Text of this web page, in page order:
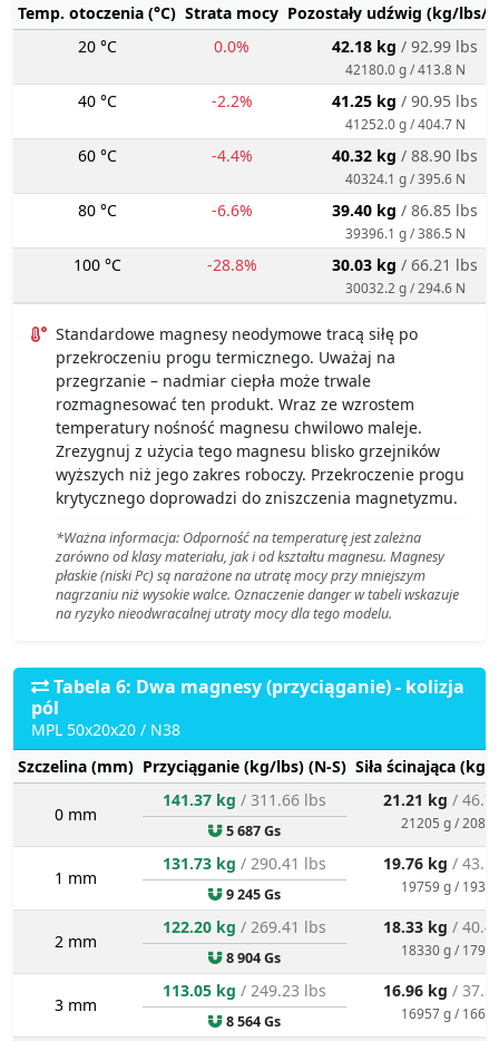
Temp. otoczenia (°C) Strata mocy Pozostały udźwig (kg/lbs/
20 °C
0.0% 42.18 kg / 92.99 lbs
42180.0 g / 413.8 N
40 °C -2.2% 41.25 kg / 90.95 lbs
41252.0 g / 404.7 N
60 °C -4.4% 40.32 kg / 88.90 lbs
40324.1 g / 395.6 N
80 °C -6.6% 39.40 kg / 86.85 lbs
39396.1 g / 386.5 N
100 °C -28.8% 30.03 kg / 66.21 lbs
30032.2 g / 294.6 N
Standardowe magnesy neodymowe tracą siłę po
przekroczeniu progu termicznego. Uważaj na
przegrzanie – nadmiar ciepła może trwale
rozmagnesować ten produkt. Wraz ze wzrostem
temperatury nośność magnesu chwilowo maleje.
Zrezygnuj z użycia tego magnesu blisko grzejników
wyższych niż jego zakres roboczy. Przekroczenie progu
krytycznego doprowadzi do zniszczenia magnetyzmu.
*Ważna informacja: Odporność na temperaturę jest zależna
zarówno od klasy materiału, jak i od kształtu magnesu. Magnesy
płaskie (niski Pc) są narażone na utratę mocy przy mniejszym
nagrzaniu niż wysokie walce. Oznaczenie danger w tabeli wskazuje
na ryzyko nieodwracalnej utraty mocy dla tego modelu.
Tabela 6: Dwa magnesy (przyciąganie) - kolizja
pól
MPL 50x20x20 / N38
Szczelina (mm) Przyciąganie (kg/lbs) (N-S) Siła ścinająca
0 mm
141.37 kg / 311.66 lbs
5 687 Gs
21.21 kg /
21205 g /
1 mm
131.73 kg / 290.41 lbs
9 245 Gs
19.76 kg /
19759 g /
2 mm
122.20 kg / 269.41 lbs
8 904 Gs
18.33 kg /
18330 g /
3 mm
113.05 kg / 249.23 lbs
8 564 Gs
16.96 kg /
16957 g /